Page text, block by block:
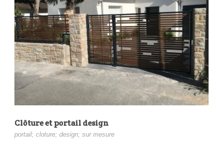
Clôture et portail design
portail; cloture; design; sur mesure